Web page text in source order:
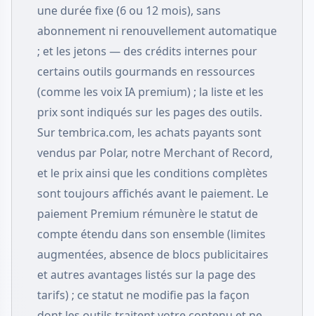
une durée fixe (6 ou 12 mois), sans
abonnement ni renouvellement automatique
; et les jetons — des crédits internes pour
certains outils gourmands en ressources
(comme les voix IA premium) ; la liste et les
prix sont indiqués sur les pages des outils.
Sur tembrica.com, les achats payants sont
vendus par Polar, notre Merchant of Record,
et le prix ainsi que les conditions complètes
sont toujours affichés avant le paiement. Le
paiement Premium rémunère le statut de
compte étendu dans son ensemble (limites
augmentées, absence de blocs publicitaires
et autres avantages listés sur la page des
tarifs) ; ce statut ne modifie pas la façon